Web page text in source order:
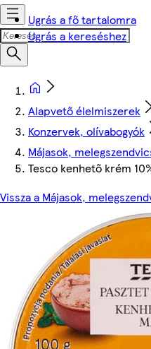
Ugrás a fő tartalomra
Ugrás a kereséshez
Alapvető élelmiszerek
Konzervek, olívabogyók
Májasok,
Tesco kenhető krém
Vissza a Májasok,